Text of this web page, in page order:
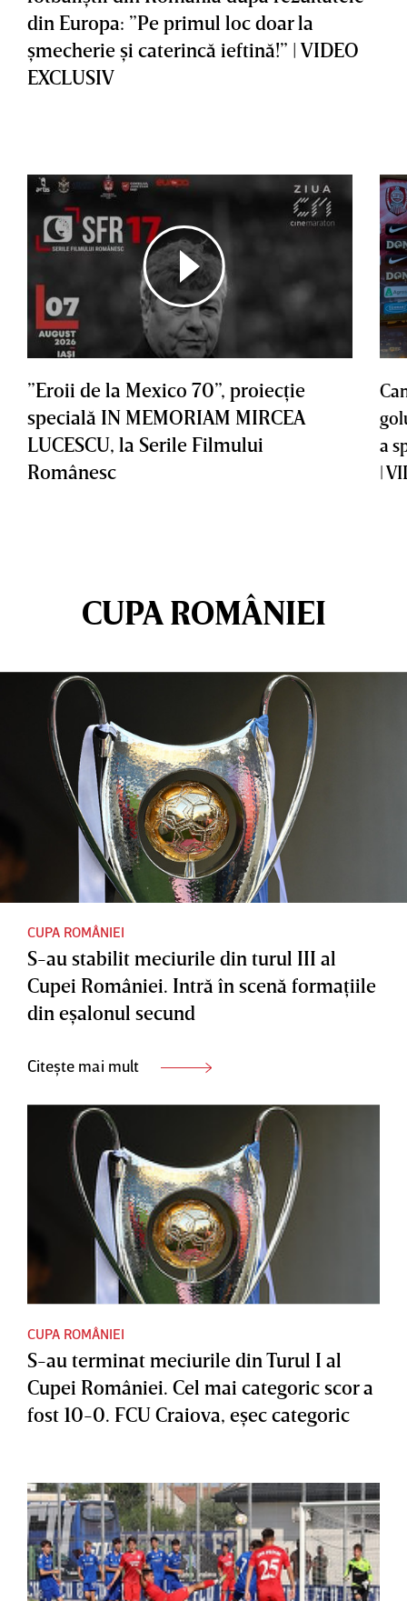
din Europa: ”Pe primul loc doar la
şmecherie şi caterincă ieftină!” | VIDEO
EXCLUSIV
”Eroii de la Mexico 70”, proiecţie
specială IN MEMORIAM MIRCEA
LUCESCU, la Serile Filmului
Românesc
a
|
CUPA ROMÂNIEI
CUPA ROMÂNIEI
S-au stabilit meciurile din turul III al
Cupei României. Intră în scenă formaţiile
din eşalonul secund
Citește mai mult
CUPA ROMÂNIEI
S-au terminat meciurile din Turul I al
Cupei României. Cel mai categoric scor a
fost 10-0. FCU Craiova, eşec categoric